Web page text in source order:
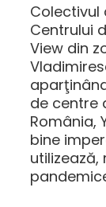
Colectivul
Centrului
View din
de centre
România,
bine